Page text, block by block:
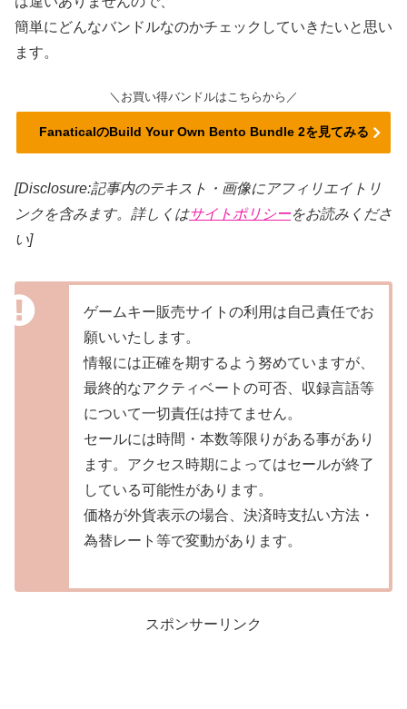
簡単にどんなバンドルなのかチェックしていきたいと思い
ます。
＼お買い得バンドルはこちらから／
FanaticalのBuild Your Own Bento Bundle 2を見てみる
[Disclosure:記事内のテキスト・画像にアフィリエイトリ
ンクを含みます。詳しくはサイトポリシーをお読みくださ
い]
ゲームキー販売サイトの利用は自己責任でお
願いいたします。
情報には正確を期するよう努めていますが、
最終的なアクティベートの可否、収録言語等
について一切責任は持てません。
セールには時間・本数等限りがある事があり
ます。アクセス時期によってはセールが終了
している可能性があります。
価格が外貨表示の場合、決済時支払い方法・
為替レート等で変動があります。
スポンサーリンク